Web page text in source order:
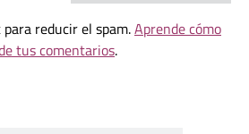
reducir el spam.Aprende cómo
tus comentarios.